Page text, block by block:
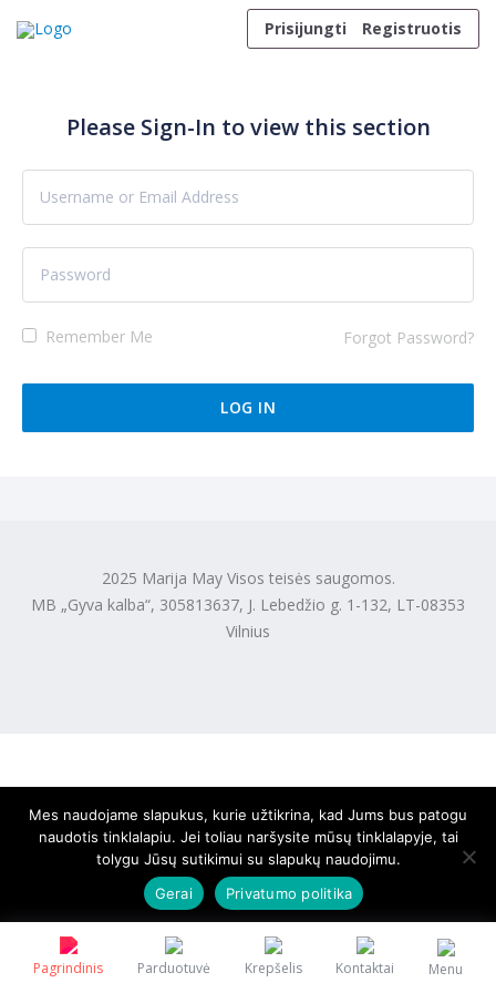
Prisijungti
Registruotis
Pagrindinis Parduotuvė Krepšelis Kontaktai Menu
Please Sign-In to view this section
Remember Me Forgot Password?
2025 Marija May Visos teisės saugomos.
MB „Gyva kalba“, 305813637, J. Lebedžio g. 1-132, LT-08353
Vilnius
Mes naudojame slapukus, kurie užtikrina, kad Jums bus patogu
naudotis tinklalapiu. Jei toliau naršysite mūsų tinklalapyje, tai
tolygu Jūsų sutikimui su slapukų naudojimu.
Gerai
Privatumo politika